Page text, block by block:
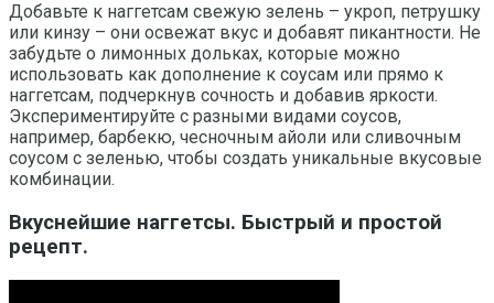
Добавьте к наггетсам свежую зелень – укроп, петрушку
или кинзу – они освежат вкус и добавят пикантности. Не
забудьте о лимонных дольках, которые можно
использовать как дополнение к соусам или прямо к
наггетсам, подчеркнув сочность и добавив яркости.
Экспериментируйте с разными видами соусов,
например, барбекю, чесночным айоли или сливочным
соусом с зеленью, чтобы создать уникальные вкусовые
комбинации.
Вкуснейшие наггетсы. Быстрый и простой
рецепт.